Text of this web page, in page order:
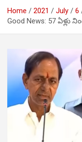
Home 2021 July 6
Good News: 57 ఏళ్లు